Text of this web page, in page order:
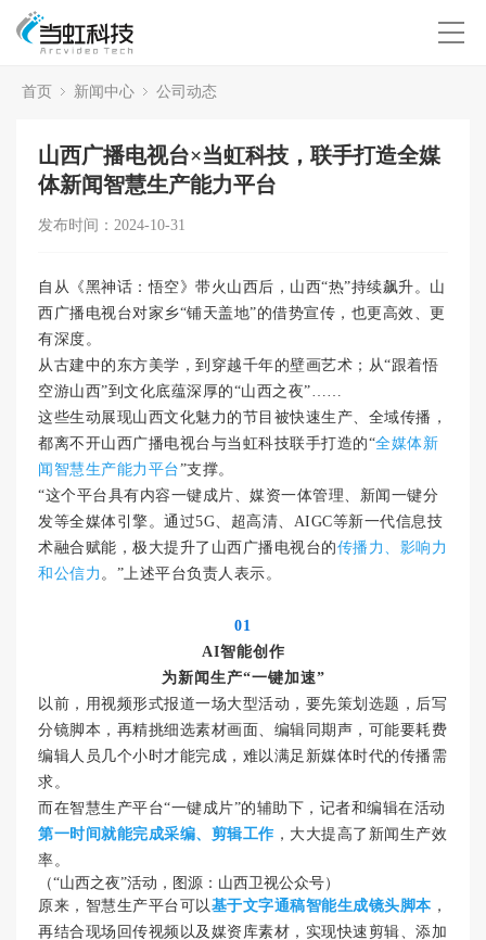
首页 新闻中心 公司动态
山西广播电视台×当虹科技，联手打造全媒
体新闻智慧生产能力平台
发布时间：2024-10-31
自从《黑神话：悟空》带火山西后，山西“热”持续飙升。山
西广播电视台对家乡“铺天盖地”的借势宣传，也更高效、更
有深度。
从古建中的东方美学，到穿越千年的壁画艺术；从“跟着悟
空游山西”到文化底蕴深厚的“山西之夜”……
这些生动展现山西文化魅力的节目被快速生产、全域传播，
都离不开山西广播电视台与当虹科技联手打造的“全媒体新
闻智慧生产能力平台”支撑。
“这个平台具有内容一键成片、媒资一体管理、新闻一键分
发等全媒体引擎。通过5G、超高清、AIGC等新一代信息技
术融合赋能，极大提升了山西广播电视台的传播力、影响力
和公信力 。”上述平台负责人表示。
01
AI智能创作
为新闻生产“一键加速”
以前，用视频形式报道一场大型活动，要先策划选题，后写
分镜脚本，再精挑细选素材画面、编辑同期声，可能要耗费
编辑人员几个小时才能完成，难以满足新媒体时代的传播需
求。
而在智慧生产平台“一键成片”的辅助下，记者和编辑在活动
第一时间就能完成采编、剪辑工作 ，大大提高了新闻生产效
率。
（“山西之夜”活动，图源：山西卫视公众号）
原来，智慧生产平台可以基于文字通稿智能生成镜头脚本 ，
再结合现场回传视频以及媒资库素材，实现快速剪辑、添加